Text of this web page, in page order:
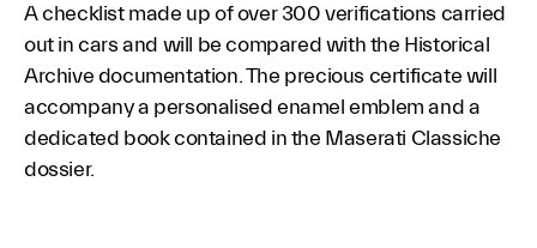
A checklist made up of over 300 verifications carried
out in cars and will be compared with the Historical
Archive documentation. The precious certificate will
accompany a personalised enamel emblem and a
dedicated book contained in the Maserati Classiche
dossier.